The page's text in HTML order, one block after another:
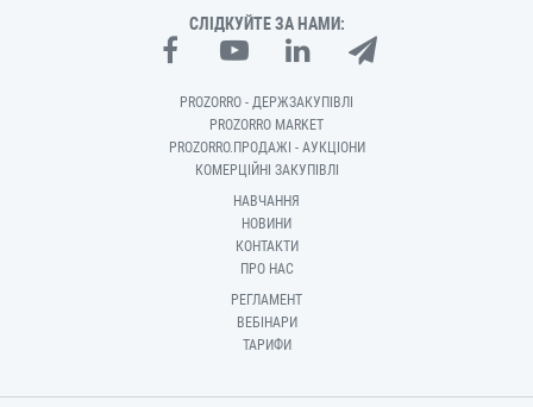
СЛІДКУЙТЕ ЗА НАМИ:
PROZORRO - ДЕРЖЗАКУПІВЛІ
PROZORRO MARKET
PROZORRO.ПРОДАЖІ - АУКЦІОНИ
КОМЕРЦІЙНІ ЗАКУПІВЛІ
НАВЧАННЯ
НОВИНИ
КОНТАКТИ
ПРО НАС
РЕГЛАМЕНТ
ВЕБІНАРИ
ТАРИФИ